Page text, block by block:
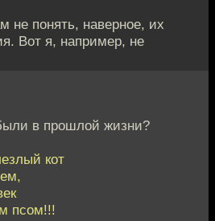
не понять, наверное, их
Вот я, например, не
в прошлой жизни?
кот
псом!!!